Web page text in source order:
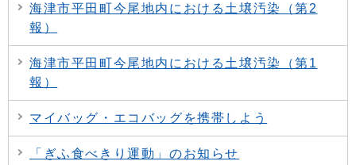
海津市平田町今尾地内における土壌汚染（第2
報）
海津市平田町今尾地内における土壌汚染（第1
報）
マイバッグ・エコバッグを携帯しよう
「ぎふ食べきり運動」のお知らせ